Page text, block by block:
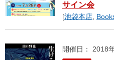
サイン会
[池袋本店
開催日： 2018